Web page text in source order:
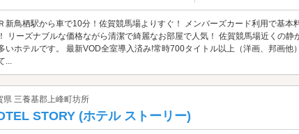
新鳥栖駅から車で10分！佐賀競馬場よりすぐ！ メンバーズカード利用で基本
リーズナブルな価格ながら清潔で綺麗なお部屋で人気！ 佐賀競馬場近くの
いホテルです。 最新VOD全室導入済み!常時700タイトル以上（洋画、邦画他
...
県 三養基郡上峰町坊所
STORY (ホテル ストーリー)